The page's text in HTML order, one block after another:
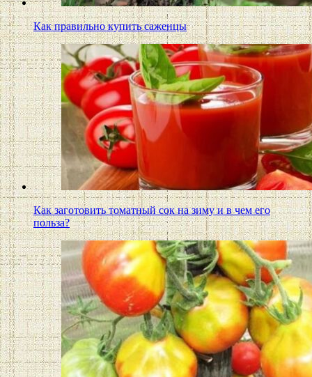
Как правильно купить саженцы
Как заготовить томатный сок на зиму и в чем его
польза?